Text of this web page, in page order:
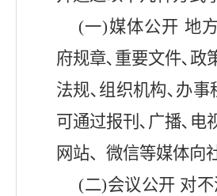
(一)媒体公开 地
府规章､重要文件､政
法规､组织机构､办事
可通过报刊､广播､电
网站、微信等媒体向
(二)会议公开 对